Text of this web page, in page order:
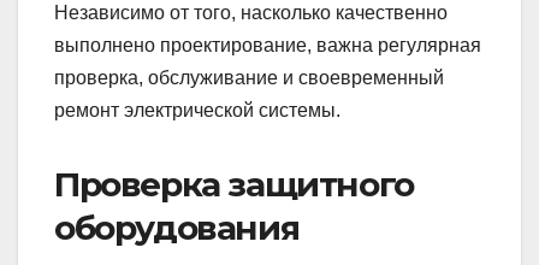
Независимо от того, насколько качественно
выполнено проектирование, важна регулярная
проверка, обслуживание и своевременный
ремонт электрической системы.
Проверка защитного
оборудования